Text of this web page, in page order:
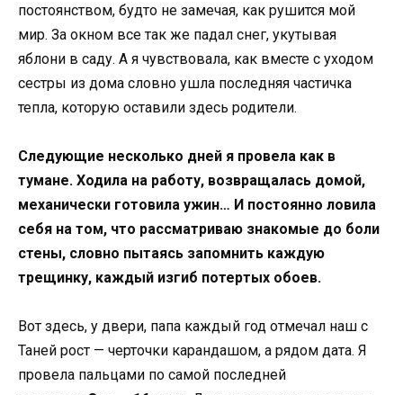
постоянством, будто не замечая, как рушится мой
мир. За окном все так же падал снег, укутывая
яблони в саду. А я чувствовала, как вместе с уходом
сестры из дома словно ушла последняя частичка
тепла, которую оставили здесь родители.
Следующие несколько дней я провела как в
тумане. Ходила на работу, возвращалась домой,
механически готовила ужин… И постоянно ловила
себя на том, что рассматриваю знакомые до боли
стены, словно пытаясь запомнить каждую
трещинку, каждый изгиб потертых обоев.
Вот здесь, у двери, папа каждый год отмечал наш с
Таней рост — черточки карандашом, а рядом дата. Я
провела пальцами по самой последней